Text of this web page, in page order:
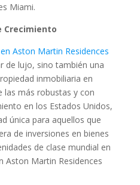
Miami.
Crecimiento
Aston Martin Residences
de lujo, sino también una
inmobiliaria en
las más robustas y con
en los Estados Unidos,
única para aquellos que
de inversiones en bienes
de clase mundial en
Aston Martin Residences